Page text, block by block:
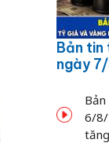
Bản tin
ngày
dầu
6/8/